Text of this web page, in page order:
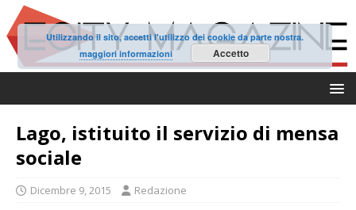
Lago, istituito il servizio di mensa
sociale
Dicembre 9, 2015 Redazione
Utilizzando il sito, accetti l'utilizzo dei cookie da parte nostra.
maggiori informazioni
Accetto